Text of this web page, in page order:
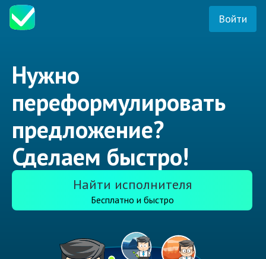
Войти
Нужно
переформулировать
предложение?
Сделаем быстро!
Найти исполнителя
Бесплатно и быстро